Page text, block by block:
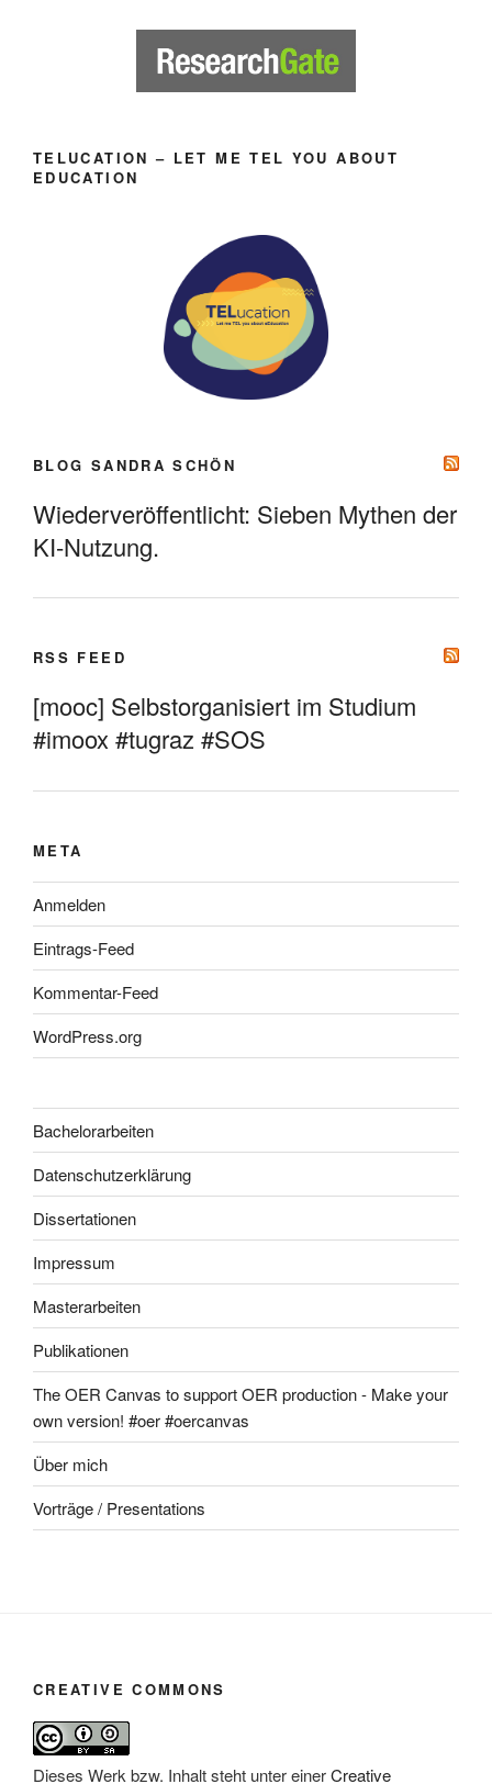
TELUCATION – LET ME TEL YOU ABOUT
EDUCATION
BLOG SANDRA SCHÖN
Wiederveröffentlicht: Sieben Mythen der
KI-Nutzung.
RSS FEED
[mooc] Selbstorganisiert im Studium
#imoox #tugraz #SOS
META
Anmelden
Eintrags-Feed
Kommentar-Feed
WordPress.org
Bachelorarbeiten
Datenschutzerklärung
Dissertationen
Impressum
Masterarbeiten
Publikationen
The OER Canvas to support OER production - Make your
own version! #oer #oercanvas
Über mich
Vorträge / Presentations
CREATIVE COMMONS
Dieses Werk bzw. Inhalt steht unter einerCreative